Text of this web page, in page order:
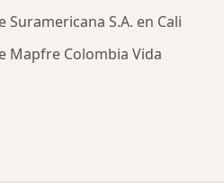
S.A. en Cali
Mapfre Colombia Vida